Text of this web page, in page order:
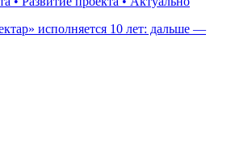
исполняется 10 лет: дальше —